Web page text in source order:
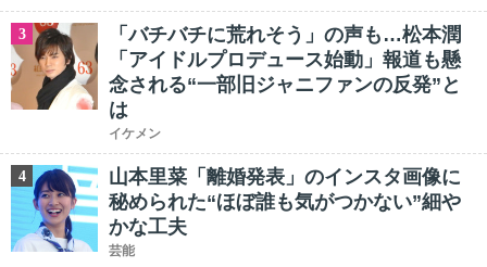
3
「バチバチに荒れそう」の声も…松本潤
「アイドルプロデュース始動」報道も懸
念される“一部旧ジャニファンの反発”と
は
イケメン
4
山本里菜「離婚発表」のインスタ画像に
秘められた“ほぼ誰も気がつかない”細や
かな工夫
芸能